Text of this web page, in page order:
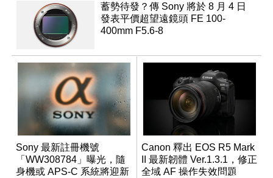
蓄勢待發？傳 Sony 將於 8 月 4 日
發表平價超望遠鏡頭 FE 100-
400mm F5.6-8
Sony 最新註冊機號
「WW308784」曝光，隨
身機或 APS-C 系統將迎新
Canon 釋出 EOS R5 Mark
II 最新韌體 Ver.1.3.1，修正
全域 AF 操作失效問題